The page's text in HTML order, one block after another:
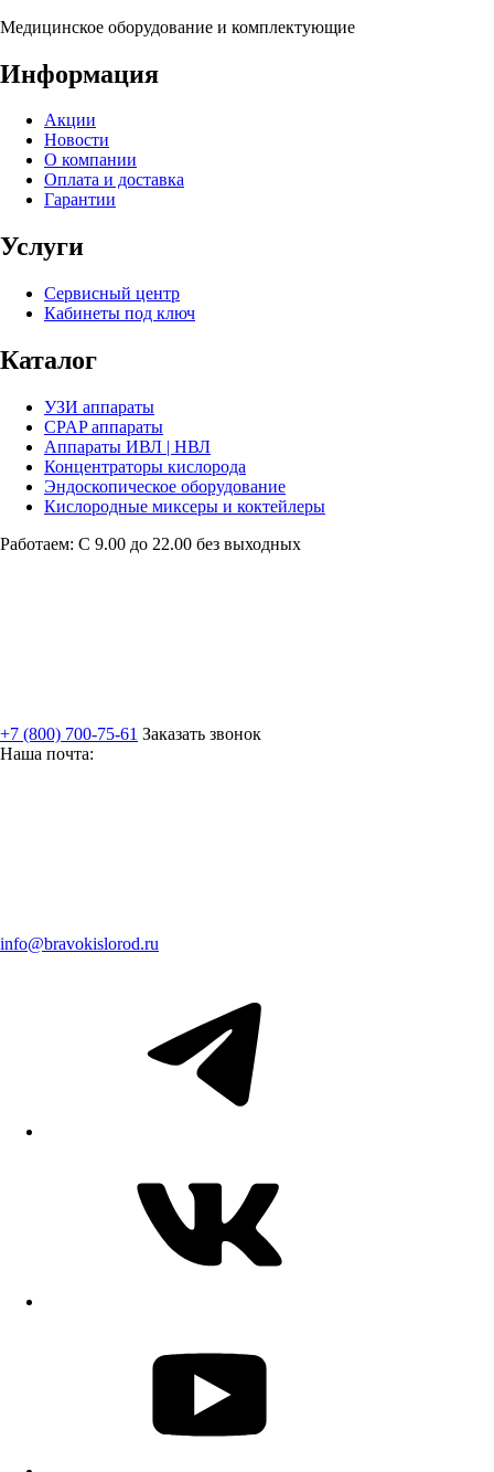
Медицинское оборудование и комплектующие
Информация
Акции
Новости
О компании
Оплата и доставка
Гарантии
Услуги
Сервисный центр
Кабинеты под ключ
Каталог
УЗИ аппараты
CPAP аппараты
Аппараты ИВЛ | НВЛ
Концентраторы кислорода
Эндоскопическое оборудование
Кислородные миксеры и коктейлеры
Работаем: С 9.00 до 22.00 без выходных
+7 (800) 700-75-61 Заказать звонок
Наша почта:
info@bravokislorod.ru